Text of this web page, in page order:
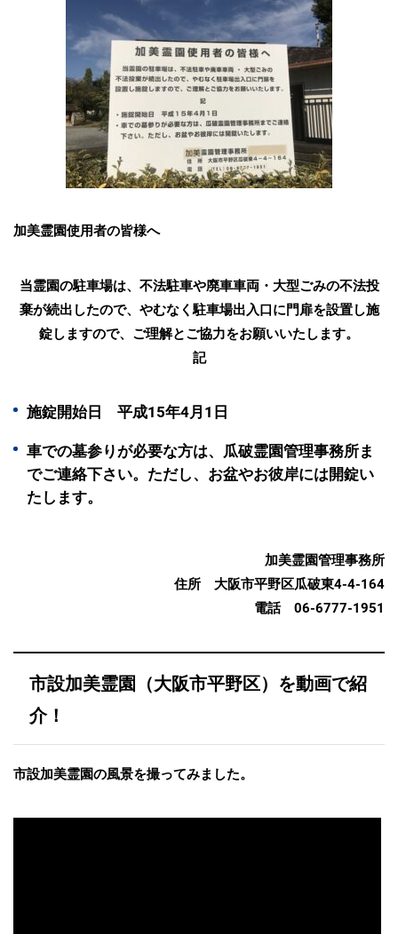
加美霊園使用者の皆様へ
当霊園の駐車場は、不法駐車や廃車車両・大型ごみの不法投
棄が続出したので、やむなく駐車場出入口に門扉を設置し施
錠しますので、ご理解とご協力をお願いいたします。
記
施錠開始日 平成15年4月1日
車での墓参りが必要な方は、瓜破霊園管理事務所ま
でご連絡下さい。ただし、お盆やお彼岸には開錠い
たします。
加美霊園管理事務所
住所 大阪市平野区瓜破東4-4-164
電話 06-6777-1951
市設加美霊園（大阪市平野区）を動画で紹
介！
市設加美霊園の風景を撮ってみました。